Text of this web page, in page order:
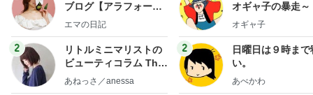
ブログ【アラフォー会
社売却セカンドライ
エマの日記
2
リトルミニマリストの
ビューティコラム The
little minimalist's bea
あねっさ／anessa
オギャ子の暴走～
オギャ子
2
日曜日は９時まで
い。
あべかわ